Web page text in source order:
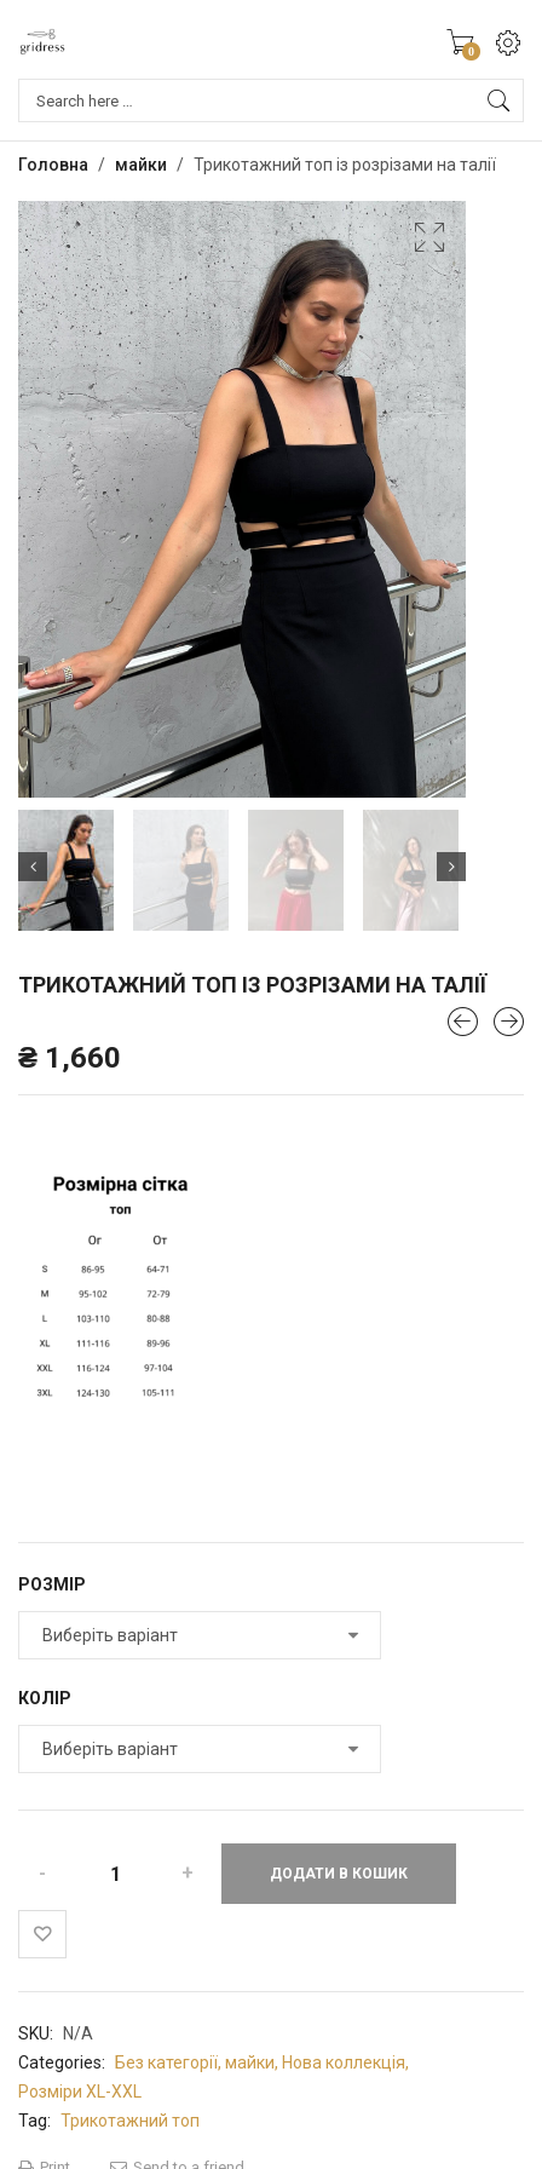
0
Головна / майки / Трикотажний топ із розрізами на талії
ТРИКОТАЖНИЙ ТОП ІЗ РОЗРІЗАМИ НА ТАЛІЇ
₴ 1,660
РОЗМІР
КОЛІР
ДОДАТИ В КОШИК
SKU:
N/A
Categories:
Без категорії, майки, Нова коллекція,
Розміри XL-XXL
Tag: Трикотажний топ